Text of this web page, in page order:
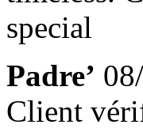
special
Padre’
Client